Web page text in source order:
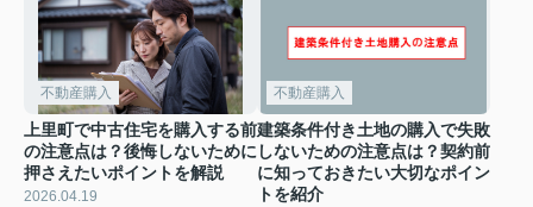
不動産購入
上里町で中古住宅を購入する前
の注意点は？後悔しないために
押さえたいポイントを解説
2026.04.19
不動産購入
建築条件付き土地の購入で失敗
しないための注意点は？契約前
に知っておきたい大切なポイン
トを紹介